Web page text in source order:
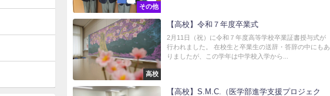
その他
高校
【高校】令和７年度卒業式
2月11日（祝）に令和７年度高等学校卒業証書授与式が
行われました。 在校生と卒業生の送辞・答辞の中にもあ
りましたが、この学年は中学校入学から...
【高校】S.M.C.（医学部進学支援プロジェク